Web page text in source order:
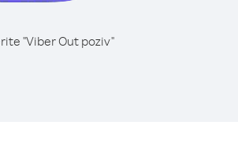
"Viber Out poziv"